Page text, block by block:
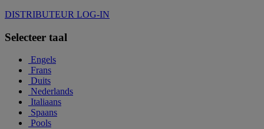
DISTRIBUTEUR LOG-IN
Selecteer taal
Engels
Frans
Duits
Nederlands
Italiaans
Spaans
Pools